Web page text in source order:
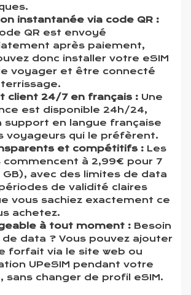
instantanée via code QR :
QR est envoyé
après paiement,
donc installer votre eSIM
voyager et être connecté
client 24/7 en français : Une
est disponible 24h/24,
support en langue française
voyageurs qui le préfèrent.
et compétitifs : Les
à 2,99€ pour 7
GB), avec des limites de data
de validité claires
vous sachiez exactement ce
achetez.
à tout moment : Besoin
de data ? Vous pouvez ajouter
forfait via le site web ou
UPeSIM pendant votre
sans changer de profil eSIM.